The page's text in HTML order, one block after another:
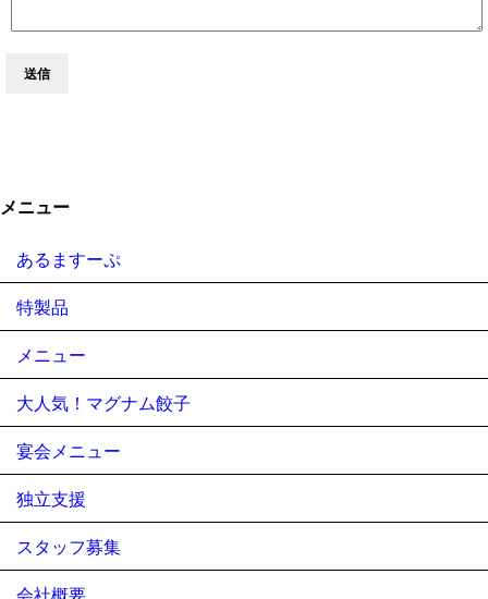
送信
メニュー
あるますーぷ
特製品
メニュー
大人気！マグナム餃子
宴会メニュー
独立支援
スタッフ募集